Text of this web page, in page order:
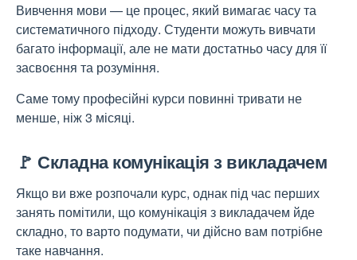
Вивчення мови — це процес, який вимагає часу та
систематичного підходу. Студенти можуть вивчати
багато інформації, але не мати достатньо часу для її
засвоєння та розуміння.
Саме тому професійні курси повинні тривати не
менше, ніж 3 місяці.
🚩 Складна комунікація з викладачем
Якщо ви вже розпочали курс, однак під час перших
занять помітили, що комунікація з викладачем йде
складно, то варто подумати, чи дійсно вам потрібне
таке навчання.